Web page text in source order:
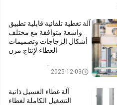
آلة تغطية تلقائية قابلية تطبيق
واسعة متوافقة مع مختلف
أشكال الزجاجات وتصميمات
الغطاء لإنتاج مرن
2025-12-03
آلة غطاء الغسيل ذاتية
التشغيل الكاملة لغطاء